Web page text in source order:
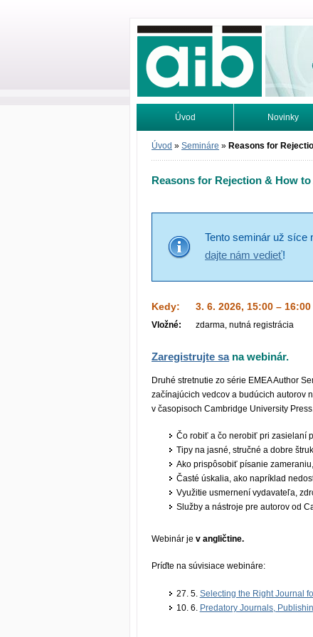
Odborné
Úvod Novinky
Vyhľadávanie Tutoriály
Úvod » Semináre » Reasons for
Reasons for Rejection & How to
Tento seminár už síce
dajte nám vedieť!
Kedy: 3. 6. 2026, 15:00 – 16:00
Vložné: zdarma, nutná registrácia
Zaregistrujte sana webinár.
Druhé stretnutie zo série EMEA Author
začínajúcich vedcov a budúcich autorov
v časopisoch Cambridge University
Čo robiť a čo nerobiť pri zasielaní
Tipy na jasné, stručné a dobre
Ako prispôsobiť písanie
Časté úskalia, ako napríklad
Využitie usmernení vydavateľa,
Služby a nástroje pre autorov od
Webinár je v angličtine.
Príďte na súvisiace webináre:
27. 5. Selecting the Right Journal
10. 6. Predatory Journals,